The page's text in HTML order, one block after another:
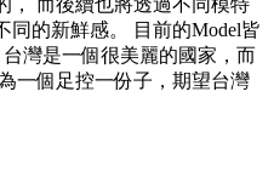
同的新鮮感。 目前的Model皆
灣是一個很美麗的國家，而
一個足控一份子，期望台灣